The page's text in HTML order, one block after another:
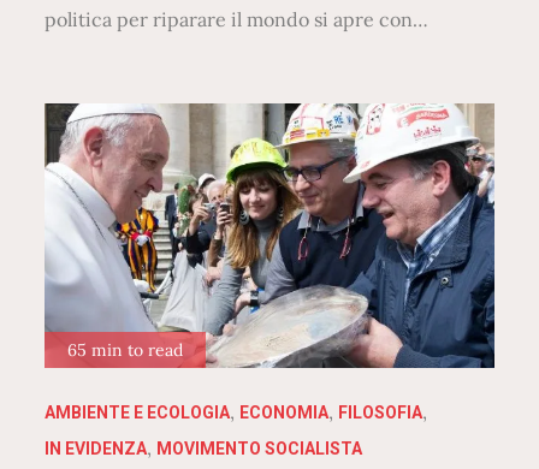
politica per riparare il mondo si apre con…
65 min to read
AMBIENTE E ECOLOGIA ECONOMIA
FILOSOFIA
IN EVIDENZA
MOVIMENTO SOCIALISTA